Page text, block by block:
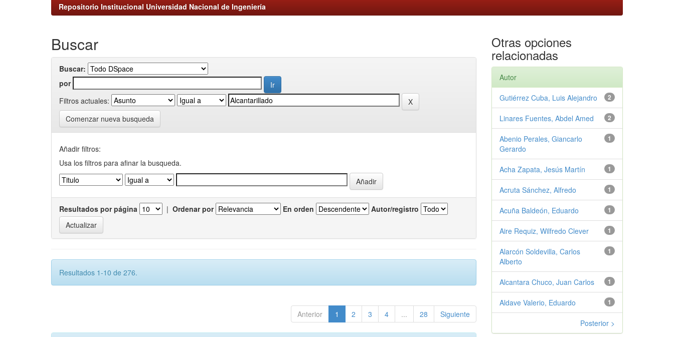
Repositorio Institucional Universidad Nacional de Ingeniería
Buscar
Buscar:
por
Filtros actuales:
Comenzar nueva busqueda
Añadir filtros:
Usa los filtros para afinar la busqueda.
Resultados por página | Ordenar por En orden Autor/registro
Resultados 1-10 de 276.
Anterior 1 2 3 4 ... 28 Siguiente
Otras opciones
relacionadas
Autor
2
Gutiérrez Cuba, Luis Alejandro
2
Linares Fuentes, Abdel Amed
1
Abenio Perales, Giancarlo
Gerardo
1
Acha Zapata, Jesús Martín
1
Acruta Sánchez, Alfredo
1
Acuña Baldeón, Eduardo
1
Aire Requiz, Wilfredo Clever
1
Alarcón Soldevilla, Carlos
Alberto
1
Alcantara Chuco, Juan Carlos
1
Aldave Valerio, Eduardo
Posterior >